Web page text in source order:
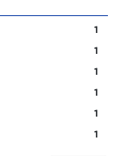
1
1
1
1
1
1